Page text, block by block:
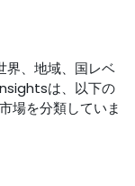
界、地域、国レベ
は、以下の
場を分類していま